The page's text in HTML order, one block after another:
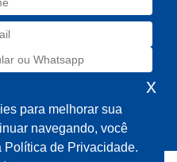
para melhorar sua
navegando, você
Política de Privacidade.
x